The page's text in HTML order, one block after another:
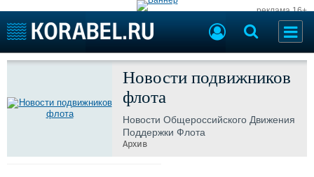
реклама 16+
Новости
Работа
Торговая площадка
Доска объявлений
Продажа флота
Оборудование
Изделия
Новости подвижников
флота
Новости Общероссийского Движения
Поддержки Флота
Архив